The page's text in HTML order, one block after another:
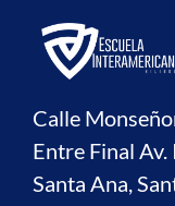
Calle
Entre Final Av.
Santa Ana,